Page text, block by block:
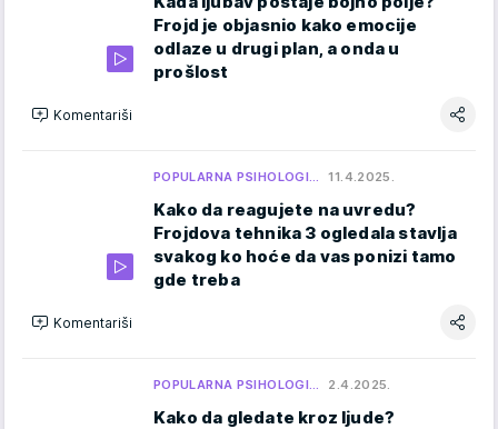
Frojd je objasnio kako emocije
odlaze u drugi plan, a onda u
prošlost
Komentariši
POPULARNA PSIHOLOGI… 11.4.2025.
Kako da reagujete na uvredu?
Frojdova tehnika 3 ogledala stavlja
svakog ko hoće da vas ponizi tamo
gde treba
Komentariši
POPULARNA PSIHOLOGI… 2.4.2025.
Kako da gledate kroz ljude?